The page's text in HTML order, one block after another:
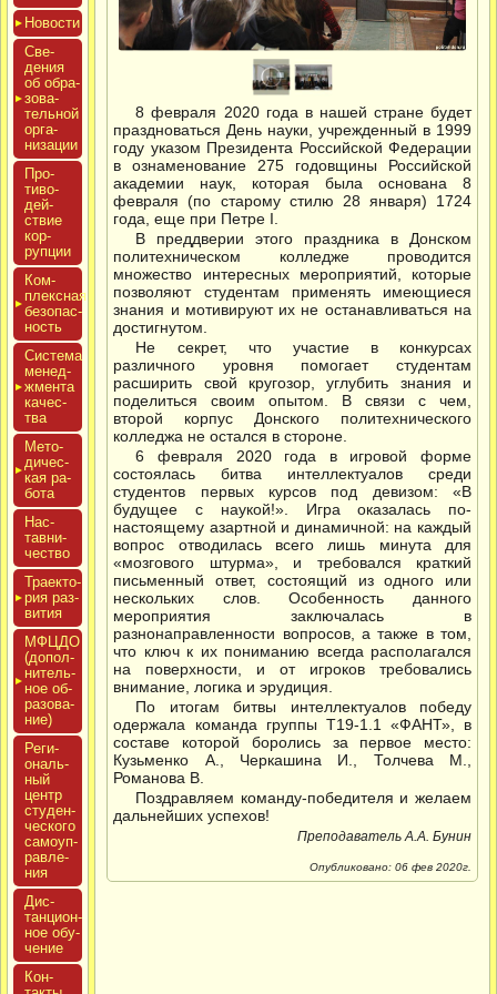
Новос­ти
Све­
дения
об об­ра­
зова­
тель­ной
ор­га­
низа­ции
Про­
тиво­
дей­
ствие
кор­
рупции
Ком­
плексная
бе­зопас­
ность
Сис­те­ма
ме­нед­
жмен­та
ка­чес­
тва
Мето­
дичес­
кая ра­
бота
Нас­
тавни­
чес­тво
Тра­ек­то­
рия раз­
ви­тия
МФЦДО
(до­пол­
ни­тель­
ное об­
ра­зова­
ние)
Реги­
ональ­
ный
центр
сту­ден­
ческо­го
са­мо­уп­
равле­
ния
Дис­
танци­он­
ное обу­
чение
Кон­
8 февраля 2020 года в нашей стране будет
праздноваться День науки, учрежденный в 1999
году указом Президента Российской Федерации
в ознаменование 275 годовщины Российской
академии наук, которая была основана 8
февраля (по старому стилю 28 января) 1724
года, еще при Петре I.
В преддверии этого праздника в Донском
политехническом колледже проводится
множество интересных мероприятий, которые
позволяют студентам применять имеющиеся
знания и мотивируют их не останавливаться на
достигнутом.
Не секрет, что участие в конкурсах
различного уровня помогает студентам
расширить свой кругозор, углубить знания и
поделиться своим опытом. В связи с чем,
второй корпус Донского политехнического
колледжа не остался в стороне.
6 февраля 2020 года в игровой форме
состоялась битва интеллектуалов среди
студентов первых курсов под девизом: «В
будущее с наукой!». Игра оказалась по-
настоящему азартной и динамичной: на каждый
вопрос отводилась всего лишь минута для
«мозгового штурма», и требовался краткий
письменный ответ, состоящий из одного или
нескольких слов. Особенность данного
мероприятия заключалась в
разнонаправленности вопросов, а также в том,
что ключ к их пониманию всегда располагался
на поверхности, и от игроков требовались
внимание, логика и эрудиция.
По итогам битвы интеллектуалов победу
одержала команда группы Т19-1.1 «ФАНТ», в
составе которой боролись за первое место:
Кузьменко А., Черкашина И., Толчева М.,
Романова В.
Поздравляем команду-победителя и желаем
дальнейших успехов!
Преподаватель А.А. Бунин
Опубликовано: 06 фев 2020г.